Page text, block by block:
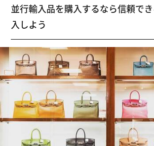
並行輸入品を購入するなら信頼で
入しよう